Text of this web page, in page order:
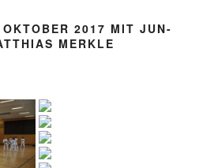
2017 MIT JUN-
MERKLE